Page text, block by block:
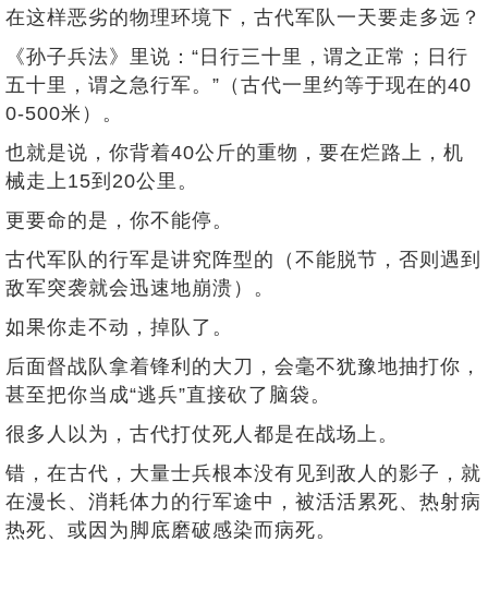
在这样恶劣的物理环境下，古代军队一天要走多远？
《孙子兵法》里说：“日行三十里，谓之正常；日行
五十里，谓之急行军。”（古代一里约等于现在的40
0-500米）。
也就是说，你背着40公斤的重物，要在烂路上，机
械走上15到20公里。
更要命的是，你不能停。
古代军队的行军是讲究阵型的（不能脱节，否则遇到
敌军突袭就会迅速地崩溃）。
如果你走不动，掉队了。
后面督战队拿着锋利的大刀，会毫不犹豫地抽打你，
甚至把你当成“逃兵”直接砍了脑袋。
很多人以为，古代打仗死人都是在战场上。
错，在古代，大量士兵根本没有见到敌人的影子，就
在漫长、消耗体力的行军途中，被活活累死、热射病
热死、或因为脚底磨破感染而病死。